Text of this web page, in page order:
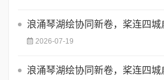
浪涌琴湖绘协同新卷，桨连四城
2026-07-19
浪涌琴湖绘协同新卷，桨连四